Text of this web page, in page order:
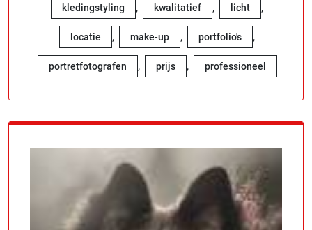
kledingstyling , kwalitatief , licht ,
locatie , make-up , portfolio's ,
portretfotografen , prijs , professioneel